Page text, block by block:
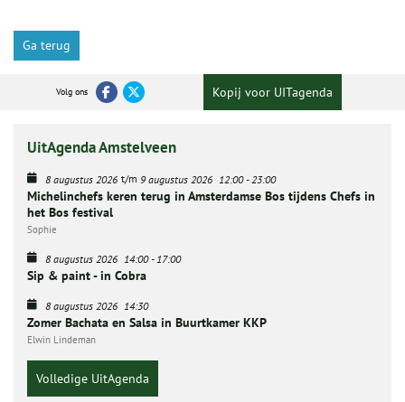
Ga terug
Volg ons Kopij voor UITagenda
UitAgenda Amstelveen
8 augustus 2026 t/m 9 augustus 2026 12:00-23:00
Michelinchefs keren terug in Amsterdamse Bos tijdens Chefs in
het Bos festival
Sophie
8 augustus 2026 14:00-17:00
Sip & paint - in Cobra
8 augustus 2026 14:30
Zomer Bachata en Salsa in Buurtkamer KKP
Elwin Lindeman
Volledige UitAgenda